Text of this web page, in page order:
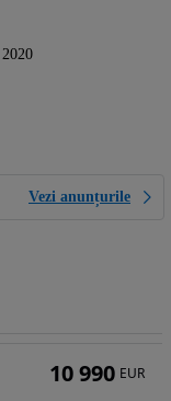
2020
Vezi anunțurile
10 990 EUR